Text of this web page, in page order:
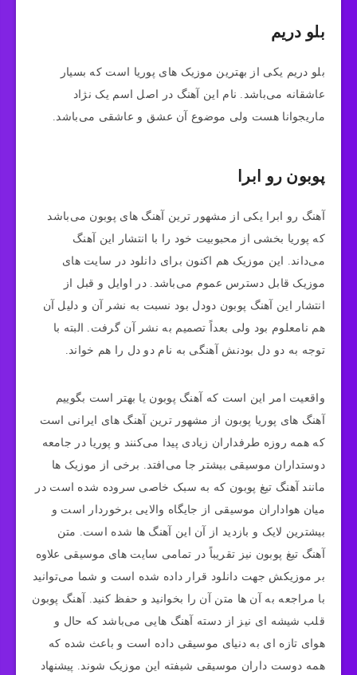
بلو دریم
بلو دریم یکی از بهترین موزیک های پوریا است که بسیار
عاشقانه می‌باشد. نام این آهنگ در اصل اسم یک نژاد
ماریجوانا هست ولی موضوع آن عشق و عاشقی می‌باشد.
پوبون رو ابرا
آهنگ رو ابرا یکی از مشهور ترین آهنگ های پوبون می‌باشد
که پوریا بخشی از محبوبیت خود را با انتشار این آهنگ
می‌داند. این موزیک هم اکنون برای دانلود در سایت های
موزیک قابل دسترس عموم می‌باشد. در اوایل و قبل از
انتشار این آهنگ پوبون دودل بود نسبت به نشر آن و دلیل آن
هم نامعلوم بود ولی بعداً تصمیم به نشر آن گرفت. البته با
توجه به دو دل بودنش آهنگی به نام دو دل را هم خواند.
واقعیت امر این است که آهنگ پوبون یا بهتر است بگوییم
آهنگ های پوریا پوبون از مشهور ترین آهنگ های ایرانی است
که همه روزه طرفداران زیادی پیدا می‌کنند و پوریا در جامعه
دوستداران موسیقی بیشتر جا می‌افتد. برخی از موزیک ها
مانند آهنگ تیغ پوبون که به سبک خاصی سروده شده است در
میان هواداران موسیقی از جایگاه والایی برخوردار است و
بیشترین لایک و بازدید از آن این آهنگ ها شده است. متن
آهنگ تیغ پوبون نیز تقریباً در تمامی سایت های موسیقی علاوه
بر موزیکش جهت دانلود قرار داده شده است و شما می‌توانید
با مراجعه به آن ها متن آن را بخوانید و حفظ کنید. آهنگ پوبون
قلب شیشه ای نیز از دسته آهنگ هایی می‌باشد که حال و
هوای تازه ای به دنیای موسیقی داده است و باعث شده که
همه دوست داران موسیقی شیفته این موزیک شوند. پیشنهاد